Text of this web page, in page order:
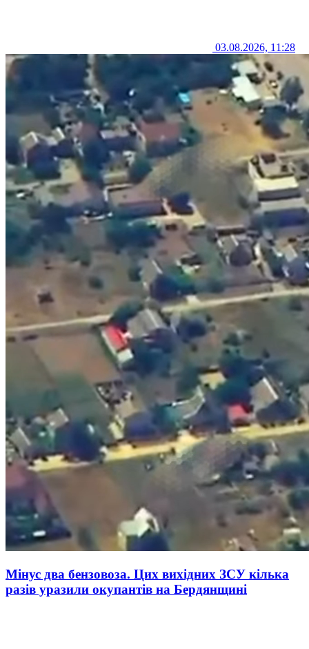
03.08.2026, 11:28
Мінус два бензовоза. Цих вихідних ЗСУ кілька
разів уразили окупантів на Бердянщині